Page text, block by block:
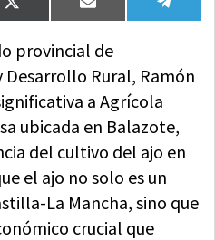
Compartir
en
X
(Twitter)
Compartir
en
Email
en
provincial de
Rural, Ramón
a Agrícola
ubicada en Balazote,
del cultivo del ajo en
el ajo no solo es un
La Mancha, sino que
crucial que